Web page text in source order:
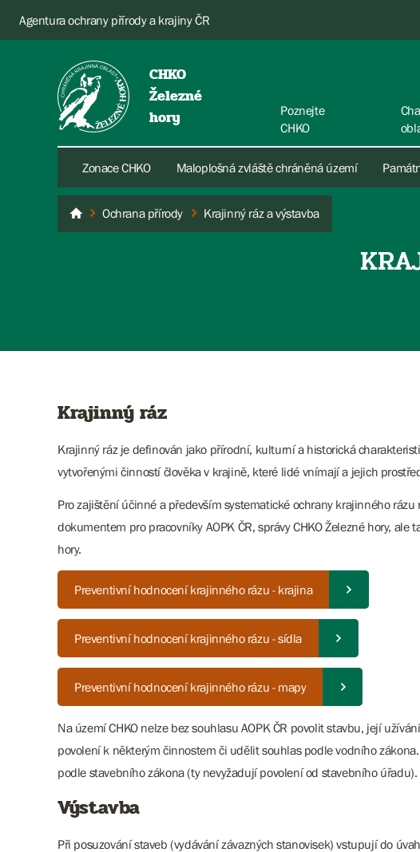
Agentura ochrany přírody a krajiny ČR
CHKO
Železné
hory
Poznejte
CHKO
Zonace CHKO Maloplošná zvláště chráněná území
Železné hory
Ochrana přírody Krajinný ráz a výstavba
Krajinný ráz
Krajinný ráz je definován jako přírodní, kulturní a historická
vytvořenými činností člověka v krajině, které lidé vnímají a jejich
Pro zajištění účinné a především systematické ochrany krajinného
dokumentem pro pracovníky AOPK ČR, správy CHKO Železné hory,
hory.
Preventivní hodnocení krajinného rázu - krajina
Preventivní hodnocení krajinného rázu - sídla
Preventivní hodnocení krajinného rázu - mapy
Na území CHKO nelze bez souhlasu AOPK ČR povolit stavbu, její
povolení k některým činnostem či udělit souhlas podle vodního
podle stavebního zákona (ty nevyžadují povolení od stavebního
Výstavba
Při posuzování staveb (vydávání závazných stanovisek) vstupují do